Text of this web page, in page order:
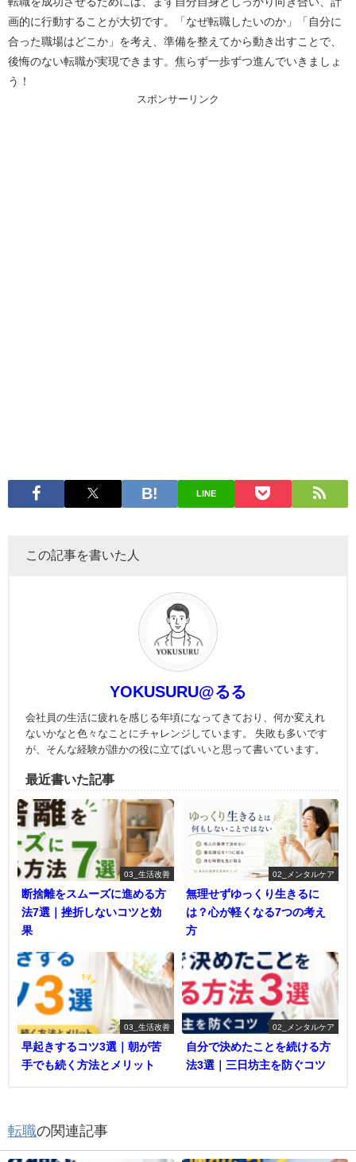
画的に行動することが大切です。「なぜ転職したいのか」「自分に
合った職場はどこか」を考え、準備を整えてから動き出すことで、
後悔のない転職が実現できます。焦らず一歩ずつ進んでいきましょ
う！
スポンサーリンク
LINE
この記事を書いた人
YOKUSURU@るる
会社員の生活に疲れを感じる年頃になってきており、何か変えれ
ないかなと色々なことにチャレンジしています。 失敗も多いです
が、そんな経験が誰かの役に立てばいいと思って書いています。
最近書いた記事
03_生活改善
断捨離をスムーズに進める方
法7選｜挫折しないコツと効
果
02_メンタルケア
無理せずゆっくり生きるに
は？心が軽くなる7つの考え
方
03_生活改善
早起きするコツ3選｜朝が苦
手でも続く方法とメリット
02_メンタルケア
自分で決めたことを続ける方
法3選｜三日坊主を防ぐコツ
転職の関連記事